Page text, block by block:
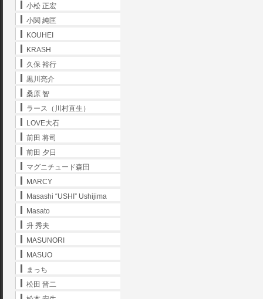
小松 正宏
小関 純匡
KOUHEI
KRASH
久保 裕行
黒川亮介
桑原 智
ラース（川村直生）
LOVE大石
前田 将司
前田 夕日
マグニチュード森田
MARCY
Masashi “USHI” Ushijima
Masato
升 秀夫
MASUNORI
MASUO
まっち
松田 晋二